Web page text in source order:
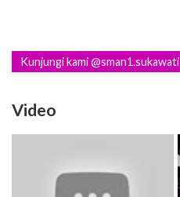
Kunjungi kami @sman1.sukawati
Video